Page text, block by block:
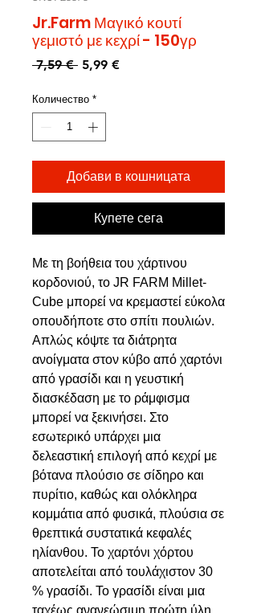
Jr.Farm Μαγικό κουτί
γεμιστό με κεχρί - 150γρ
7,59 € Редовна
5,99 €Продажна
Количество *
Добави в кошницата
Купете сега
Με τη βοήθεια του χάρτινου
κορδονιού, το JR FARM Millet-
Cube μπορεί να κρεμαστεί εύκολα
οπουδήποτε στο σπίτι πουλιών.
Απλώς κόψτε τα διάτρητα
ανοίγματα στον κύβο από χαρτόνι
από γρασίδι και η γευστική
διασκέδαση με το ράμφισμα
μπορεί να ξεκινήσει. Στο
εσωτερικό υπάρχει μια
δελεαστική επιλογή από κεχρί με
βότανα πλούσιο σε σίδηρο και
πυρίτιο, καθώς και ολόκληρα
κομμάτια από φυσικά, πλούσια σε
θρεπτικά συστατικά κεφαλές
ηλίανθου. Το χαρτόνι χόρτου
αποτελείται από τουλάχιστον 30
% γρασίδι. Το γρασίδι είναι μια
ταχέως ανανεώσιμη πρώτη ύλη